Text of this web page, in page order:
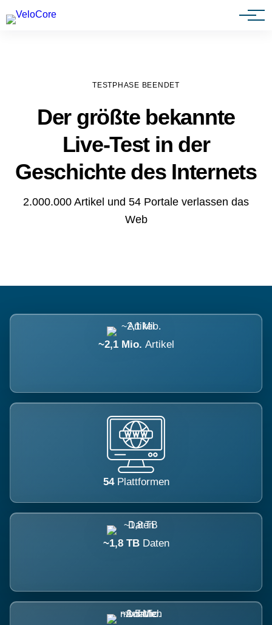
Agenturen & Webdesigner
TESTPHASE BEENDET
Der größte bekannte
Live-Test in der
Geschichte des Internets
2.000.000 Artikel und 54 Portale verlassen das
Web
~2,1 Mio. Artikel
54 Plattformen
~1,8 TB Daten